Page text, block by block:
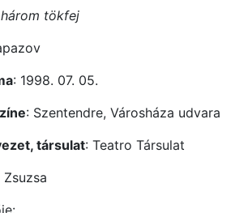
tökfej
: 1998. 07. 05.
: Szentendre, Városháza udvara
társulat: Teatro Társulat
Zsuzsa